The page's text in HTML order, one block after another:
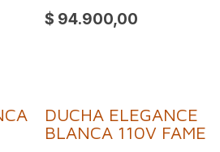
$ 94.900,00
DUCHA ELEGANCE
BLANCA 110V FAME